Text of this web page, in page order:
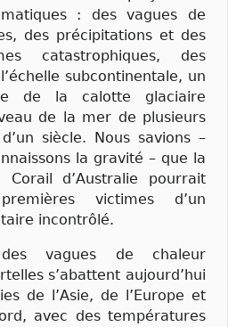
: des vagues de
des précipitations et des
catastrophiques, des
subcontinentale, un
de la calotte glaciaire
de la mer de plusieurs
siècle. Nous savions –
la gravité – que la
d’Australie pourrait
victimes d’un
incontrôlé.
vagues de chaleur
s’abattent aujourd’hui
de l’Asie, de l’Europe et
avec des températures